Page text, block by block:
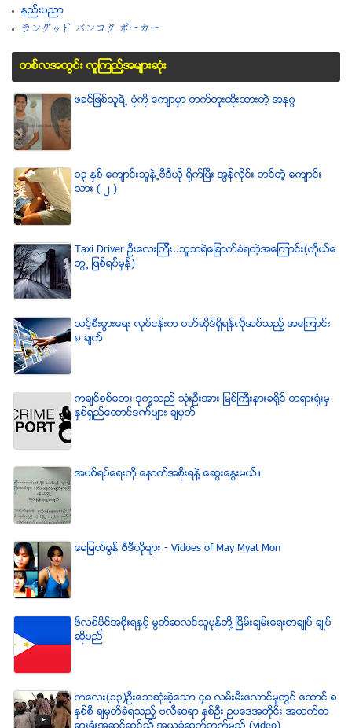
နည္းပညာ
ラングッド バンコク ポーカー
တစ္လအတြင္း လူၾကည္႔အမ်ားဆံုး
ဖခင္ျဖစ္သူရဲ႕ ပံုကို ေက်ာမွာ တက္တူးထိုးထားတဲ့ အနဂၢ
၁၃ ႏွစ္ ေက်ာင္းသူနဲ႕ဗီဒီယို ရိုက္ျပီး အြန္လိုင္း တင္တဲ့ ေက်ာင္း
သား ( ၂ )
Taxi Driver ဦးေလးၾကီး..သူသရဲေျခာက္ခံရတဲ့အေၾကာင္း(ကိုယ္ေ
တြ႕ ျဖစ္ရပ္မွန္)
သင့္စီးပြားေရး လုပ္ငန္းက ဝဘ္ဆိုဒ္ရွိရန္လိုအပ္သည့္ အေၾကာင္း
၈ ခ်က္
ကခ်င္စစ္ေဘး ဒုကၡသည္ သံုးဦးအား ျမစ္ႀကီးနားခရိုင္ တရားရံုးမွ
ႏွစ္ရွည္ေထာင္ဒဏ္မ်ား ခ်မွတ္
အပစ္ရပ္ေရးကို ေနာက္အစိုးရနဲ႔ ေဆြးေႏြးမယ္။
ေမျမတ္မြန္ ဗီဒီယုိမ်ား - Vidoes of May Myat Mon
ဖိလစ္ပိုင္အစိုးရႏွင့္ မြတ္ဆလင္သူပုန္တို႔ ၿငိမ္းခ်မ္းေရးစာခ်ဳပ္ ခ်ဳပ္
ဆိုမည္
ကေလး(၁၃)ဦးေသဆံုးခဲ့ေသာ ၄၈ လမ္းမီးေလာင္မႈတြင္ ေထာင္ ၈
ႏွစ္စီ ခ်မွတ္ခံရသည့္ ဗလီဆရာ ႏွစ္ဦး ဥပေဒအတိုင္း အထက္တ